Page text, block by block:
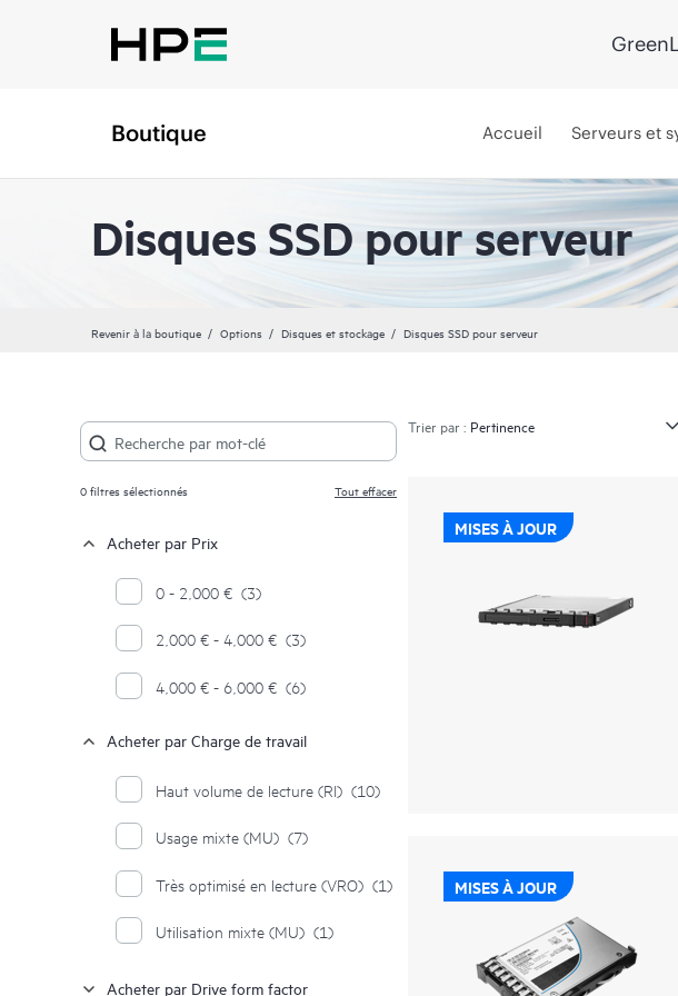
Boutique Accueil Serveurs et
Disques SSD pour serveur
Revenir à la boutique Options Disques et stockage Disques SSD pour serveur
0filtres sélectionnés Tout effacer
Acheter par Prix
0 - 2,000 € (3)
2,000 € - 4,000 € (3)
4,000 € - 6,000 € (6)
Acheter par Charge de travail
Haut volume de lecture (RI) (10)
Usage mixte (MU) (7)
Très optimisé en lecture (VRO) (1)
Utilisation mixte (MU) (1)
Acheter par Drive form factor
Trier par :
MISES À JOUR
MISES À JOUR